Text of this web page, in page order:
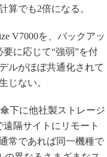
算でも2倍になる。
V7000を、バックアッ
に応じて“強弱”を付
ルがほぼ共通化されて
じない。
下に他社製ストレージ
隔サイトにリモート
常であれば同一機種で